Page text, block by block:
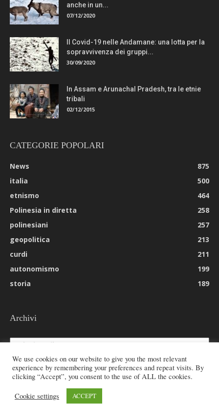
anche in un...
07/12/2020
Il Covid-19 nelle Andamane: una lotta per la
sopravvivenza dei gruppi...
30/09/2020
In Assam e Arunachal Pradesh, tra le etnie
tribali
02/12/2015
CATEGORIE POPOLARI
News
875
italia
500
etnismo
464
Polinesia in diretta
258
polinesiani
257
geopolitica
213
curdi
211
autonomismo
199
storia
189
Archivi
Archivi
© 2026 All rights reserved - Etnie -
We use cookies on our website to give you the most relevant
experience by remembering your preferences and repeat visits. By
clicking “Accept”, you consent to the use of ALL the cookies.
Cookie settings ACCEPT